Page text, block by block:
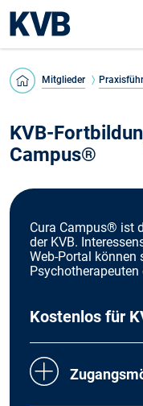
Mitglieder
KVB-
Campus®
Cura Campus® ist
der KVB.
Web-Portal können
Kostenlos für